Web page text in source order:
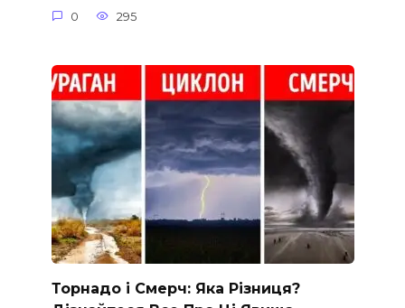
0 295
Торнадо і Смерч: Яка Різниця?